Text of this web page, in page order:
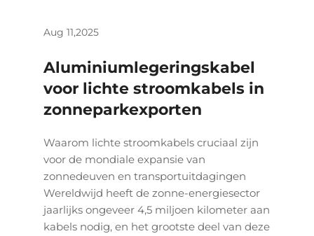
Aug 11,2025
Aluminiumlegeringskabel
voor lichte stroomkabels in
zonneparkexporten
Waarom lichte stroomkabels cruciaal zijn
voor de mondiale expansie van
zonnedeuven en transportuitdagingen
Wereldwijd heeft de zonne-energiesector
jaarlijks ongeveer 4,5 miljoen kilometer aan
kabels nodig, en het grootste deel van deze